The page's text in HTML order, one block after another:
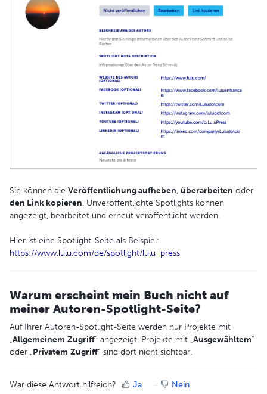
Sie können die Veröffentlichung aufheben, überarbeiten oder
den Link kopieren. Unveröffentlichte Spotlights können
angezeigt, bearbeitet und erneut veröffentlicht werden.
Hier ist eine Spotlight-Seite als Beispiel:
https://www.lulu.com/de/spotlight/lulu_press
Warum erscheint mein Buch nicht auf
meiner Autoren-Spotlight-Seite?
Auf Ihrer Autoren-Spotlight-Seite werden nur Projekte mit
„Allgemeinem Zugriff“ angezeigt. Projekte mit „Ausgewähltem“
oder „Privatem Zugriff“ sind dort nicht sichtbar.
War diese Antwort hilfreich? Ja Nein